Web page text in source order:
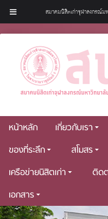
หน้าหลัก เกี่ยวกับเรา
ของที่ระลึก
สโมสร
เครือข่ายนิสิตเก่า
ติด
เอกสาร
สมาคมนิสิตเก่าจุฬาลงกรณ์ม